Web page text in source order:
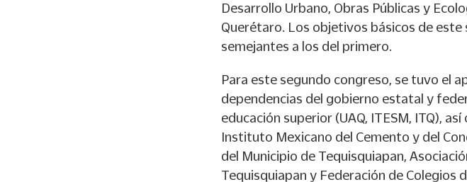
Desarrollo Urbano, Obras Públicas y
Querétaro. Los objetivos básicos de
semejantes a los del primero.
Para este segundo congreso, se tuvo el
dependencias del gobierno estatal y
educación superior (UAQ, ITESM, ITQ), así
Instituto Mexicano del Cemento y del
del Municipio de Tequisquiapan,
Tequisquiapan y Federación de Colegios